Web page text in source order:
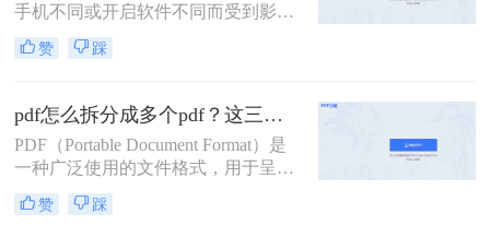
手机不同或开启软件不同而受到影
响，因此我们经常使用PDF来传输文
件。但是，经常会遇到一种情况，需
部分内容，有些内容并不方便给他人
看。因此，此时最好的办法就是把它
拆分。所以，怎么将pdf拆分成多个
呢？以下是3种有用的PDF拆分方法，
一起来看看吧。
赞 踩
pdf怎么拆分成多个pdf？这三种方法教你轻松拆分！
PDF（Portable Document Format）是
一种广泛使用的文件格式，用于呈现
文档，因为它可以保持原始文档的格
式和布局，不受操作系统、软件或硬
赞 踩